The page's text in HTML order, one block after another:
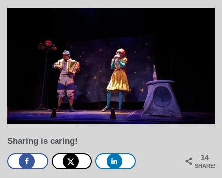
Sharing is caring!
14
SHARES